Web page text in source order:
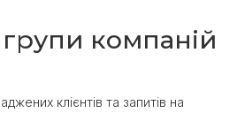
компаній
клієнтів та запитів на